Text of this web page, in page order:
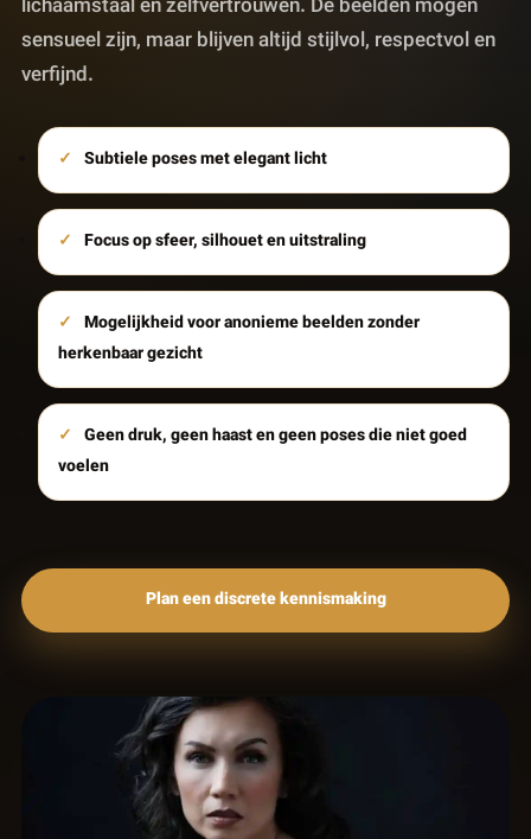
lichaamstaal en zelfvertrouwen. De beelden mogen
sensueel zijn, maar blijven altijd stijlvol, respectvol en
verfijnd.
Subtiele poses met elegant licht
Focus op sfeer, silhouet en uitstraling
Mogelijkheid voor anonieme beelden zonder
herkenbaar gezicht
Geen druk, geen haast en geen poses die niet goed
voelen
Plan een discrete kennismaking